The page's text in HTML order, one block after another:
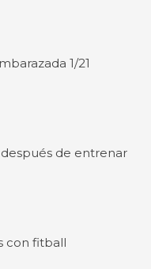
1/21
de entrenar
con fitball